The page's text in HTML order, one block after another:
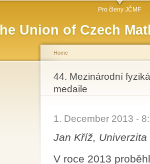
Union of Czech
Pro členy JČMF
You are here
Home
44. Mezinárodní
medaile
1. December 2013 -
Jan Kříž,
V roce 2013